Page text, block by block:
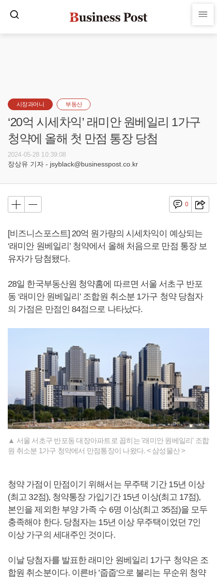
시장과머니 부동산
‘20억 시세차익’ 래미안 원베일리 1가구
청약에 올해 첫 만점 통장 당첨
2024-05-28 10:39:08
장상유 기자 - jsyblack@businesspost.co.kr
0
[비즈니스포스트] 20억 원가량의 시세차익이 예상되는
‘래미안 원베일리’ 청약에서 올해 처음으로 만점 통장 보
유자가 당첨됐다.
28일 한국부동산원 청약홈에 따르면 서울 서초구 반포
동 ‘래미안 원베일리’ 조합원 취소분 1가구 청약 당첨자
의 가점은 만점인 84점으로 나타났다.
▲ 서울 서초구 반포동 대장아파트로 꼽히는 '래미안 원베일리' 조합
원 취소분 1가구 청약에서 만점통장이 나왔다. < 삼성물산 >
청약 가점이 만점이기 위해서는 무주택 기간 15년 이상
(최고 32점), 청약통장 가입기간 15년 이상(최고 17점),
본인을 제외한 부양 가족 수 6명 이상(최고 35점)을 모두
충족해야 한다. 당첨자는 15년 이상 무주택이었던 7인
이상 가구의 세대주인 것이다.
이날 당첨자를 발표한 래미안 원베일리 1가구 청약은 조
합원 취소분이다. 이른바 '줍줍'으로 불리는 무순위 청약